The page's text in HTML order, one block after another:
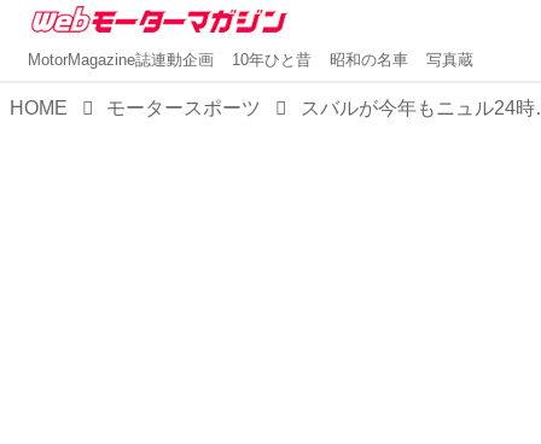
MotorMagazine誌連動企画 10年ひと昔 昭和の名車 写真蔵
HOME モータースポーツ スバルが今年